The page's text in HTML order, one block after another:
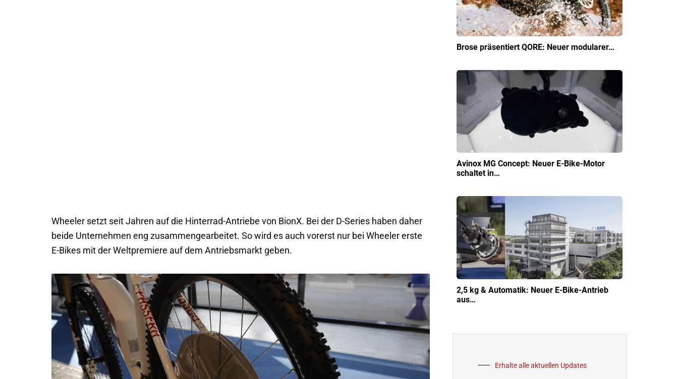
Wheeler setzt seit Jahren auf die Hinterrad-Antriebe von BionX. Bei der D-Series haben daher
beide Unternehmen eng zusammengearbeitet. So wird es auch vorerst nur bei Wheeler erste
E-Bikes mit der Weltpremiere auf dem Antriebsmarkt geben.
Brose präsentiert QORE: Neuer modularer…
Avinox MG Concept: Neuer E-Bike-Motor
schaltet in…
2,5 kg & Automatik: Neuer E-Bike-Antrieb
aus…
Erhalte alle aktuellen Updates